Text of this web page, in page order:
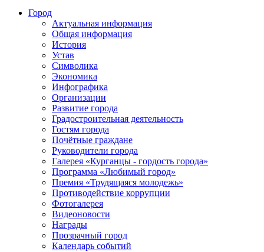
Город
Актуальная информация
Общая информация
История
Устав
Символика
Экономика
Инфографика
Организации
Развитие города
Градостроительная деятельность
Гостям города
Почётные граждане
Руководители города
Галерея «Курганцы - гордость города»
Программа «Любимый город»
Премия «Трудящаяся молодежь»
Противодействие коррупции
Фотогалерея
Видеоновости
Награды
Прозрачный город
Календарь событий